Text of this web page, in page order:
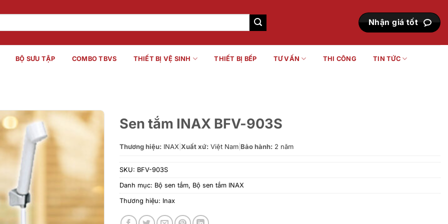
Nhận giá tốt
BỘ SƯU TẬP COMBO TBVS THIẾT BỊ VỆ SINH THIẾT BỊ BẾP TƯ VẤN THI CÔNG TIN TỨC
Sen tắm INAX BFV-903S
Thương hiệu: INAX Xuất xứ: Việt Nam Bảo hành: 2 năm
SKU: BFV-903S
Danh mục: Bộ sen tắm, Bộ sen tắm INAX
Thương hiệu: Inax